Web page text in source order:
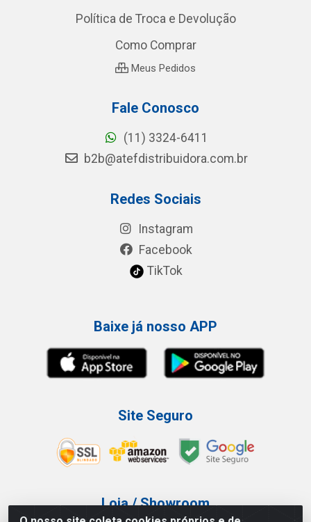
Política de Troca e Devolução
Como Comprar
Meus Pedidos
Fale Conosco
(11) 3324-6411
b2b@atefdistribuidora.com.br
Redes Sociais
Instagram
Facebook
TikTok
Baixe já nosso APP
Site Seguro
Loja / Showroom